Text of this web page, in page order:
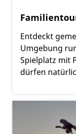
Entdeckt
Umgebung
Spielplatz mit
dürfen